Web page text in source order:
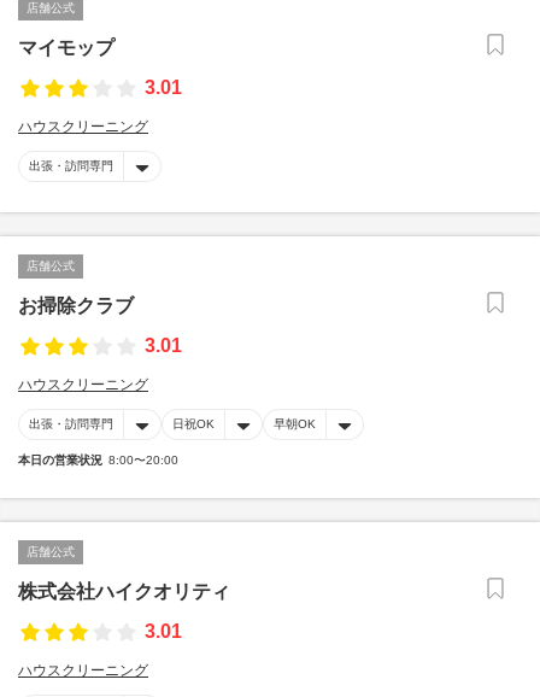
店舗公式
マイモップ
3.01
ハウスクリーニング
出張・訪問専門
店舗公式
お掃除クラブ
3.01
ハウスクリーニング
出張・訪問専門 日祝OK 早朝OK
本日の営業状況 8:00〜20:00
店舗公式
株式会社ハイクオリティ
3.01
ハウスクリーニング